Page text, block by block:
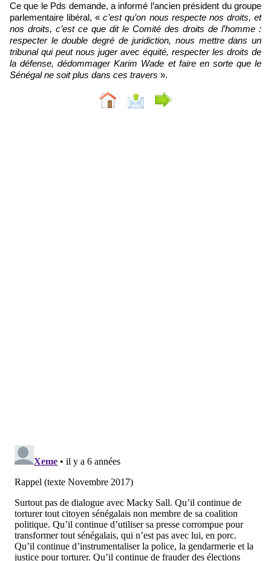
Ce que le Pds demande, a informé l’ancien président du groupe
parlementaire libéral, «c’est qu’on nous respecte nos droits, et
nos droits, c’est ce que dit le Comité des droits de l’homme :
respecter le double degré de juridiction, nous mettre dans un
tribunal qui peut nous juger avec équité, respecter les droits de
la défense, dédommager Karim Wade et faire en sorte que le
Sénégal ne soit plus dans ces travers ».